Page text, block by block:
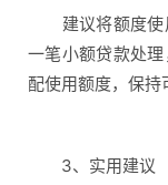
建议将额度使
一笔小额贷款处
配使用额度，保持
3、实用建议